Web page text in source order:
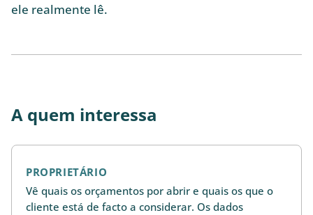
ele realmente lê.
A quem interessa
PROPRIETÁRIO
Vê quais os orçamentos por abrir e quais os que o
cliente está de facto a considerar. Os dados